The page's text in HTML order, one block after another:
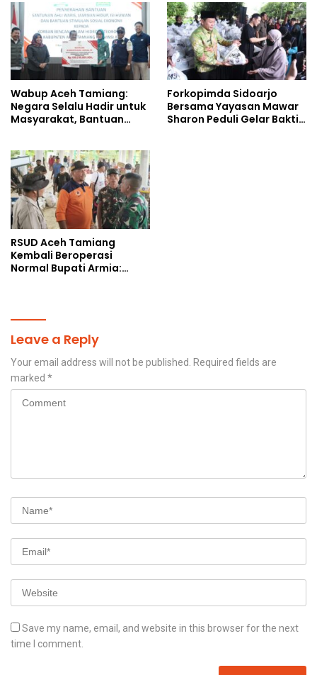
Wabup Aceh Tamiang:
Negara Selalu Hadir untuk
Masyarakat, Bantuan
Forkopimda Sidoarjo
Bersama Yayasan Mawar
Sharon Peduli Gelar Bakti
RSUD Aceh Tamiang
Kembali Beroperasi
Normal Bupati Armia:
Leave a Reply
Your email address will not be published.
Required fields are
marked *
Save my name, email, and website in this browser for the next
time I comment.